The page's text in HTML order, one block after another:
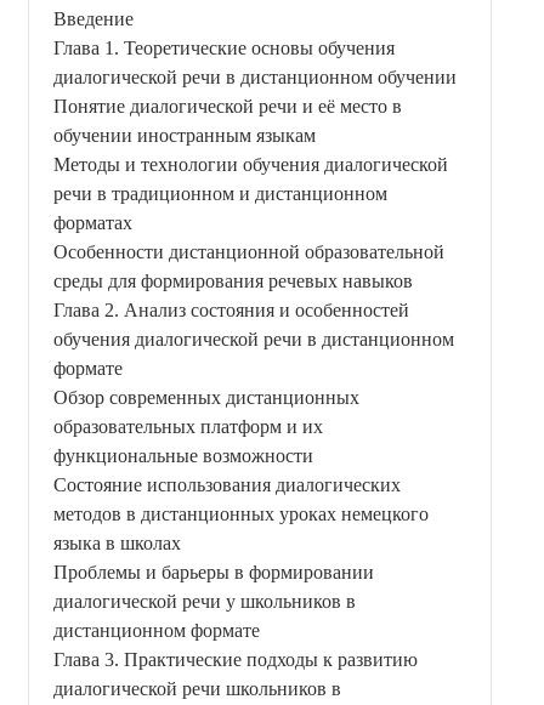
Введение
Глава 1. Теоретические основы обучения
диалогической речи в дистанционном обучении
Понятие диалогической речи и её место в
обучении иностранным языкам
Методы и технологии обучения диалогической
речи в традиционном и дистанционном
форматах
Особенности дистанционной образовательной
среды для формирования речевых навыков
Глава 2. Анализ состояния и особенностей
обучения диалогической речи в дистанционном
формате
Обзор современных дистанционных
образовательных платформ и их
функциональные возможности
Состояние использования диалогических
методов в дистанционных уроках немецкого
языка в школах
Проблемы и барьеры в формировании
диалогической речи у школьников в
дистанционном формате
Глава 3. Практические подходы к развитию
диалогической речи школьников в